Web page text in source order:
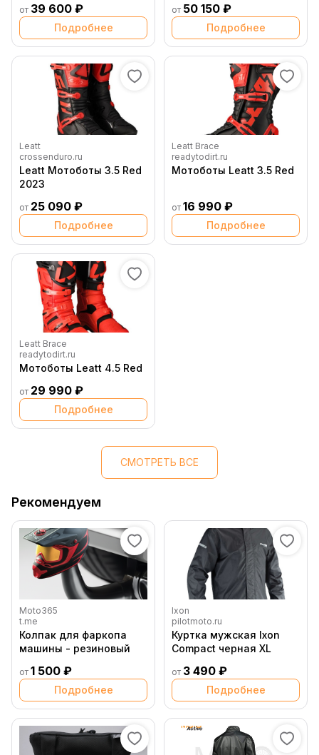
от 39 600 ₽
Подробнее
от 50 150 ₽
Подробнее
Leatt
crossenduro.ru
Leatt Мотоботы 3.5 Red
2023
от 25 090 ₽
Подробнее
Leatt Brace
readytodirt.ru
Мотоботы Leatt 3.5 Red
от 16 990 ₽
Подробнее
Leatt Brace
readytodirt.ru
Мотоботы Leatt 4.5 Red
от 29 990 ₽
Подробнее
СМОТРЕТЬ ВСЕ
Рекомендуем
Moto365
t.me
Колпак для фаркопа
машины - резиновый
от 1 500 ₽
Подробнее
Ixon
pilotmoto.ru
Куртка мужская Ixon
Compact черная XL
от 3 490 ₽
Подробнее